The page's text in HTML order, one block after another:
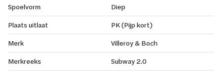
Spoelvorm
Diep
Plaats uitlaat
PK (Pijp kort)
Merk
Villeroy & Boch
Merkreeks
Subway 2.0